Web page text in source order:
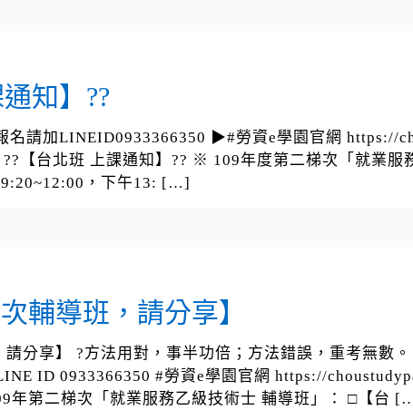
知】??
名請加LINEID0933366350 ▶#勞資e學園官網 https://
【台北班 上課通知】?? ※ 109年度第二梯次「就業服
，下午13: […]
輔導班，請分享】
請分享】 ?方法用對，事半功倍；方法錯誤，重考無數
ID 0933366350 #勞資e學園官網 https://
年第二梯次「就業服務乙級技術士 輔導班」： □【台